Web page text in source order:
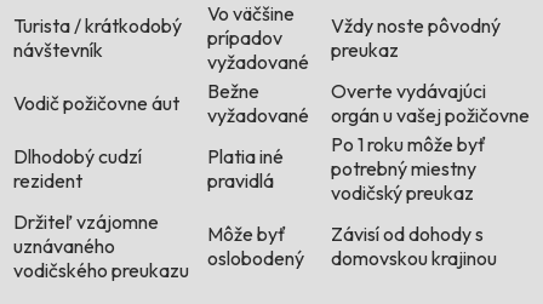
Turista / krátkodobý
návštevník
Vo väčšine
prípadov
vyžadované
Vždy noste pôvodný
preukaz
Vodič požičovne áut
Bežne
vyžadované
Overte vydávajúci
orgán u vašej požičovne
Dlhodobý cudzí
rezident
Platia iné
pravidlá
Po 1 roku môže byť
potrebný miestny
vodičský preukaz
Držiteľ vzájomne
uznávaného
vodičského preukazu
Môže byť
oslobodený
Závisí od dohody s
domovskou krajinou